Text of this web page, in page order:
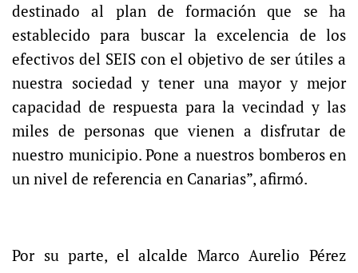
destinado al plan de formación que se ha
establecido para buscar la excelencia de los
efectivos del SEIS con el objetivo de ser útiles a
nuestra sociedad y tener una mayor y mejor
capacidad de respuesta para la vecindad y las
miles de personas que vienen a disfrutar de
nuestro municipio. Pone a nuestros bomberos en
un nivel de referencia en Canarias”, afirmó.
Por su parte, el alcalde Marco Aurelio Pérez